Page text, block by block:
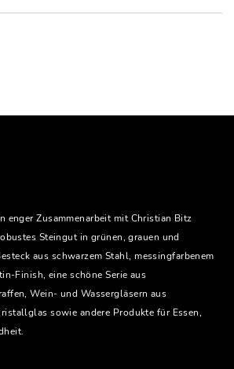
enger Zusammenarbeit mit Christian Bitz
Steingut in grünen, grauen und
aus schwarzem Stahl, messingfarbenem
Finish, eine schöne Serie aus
Wein- und Wassergläsern aus
sowie andere Produkte für Essen,